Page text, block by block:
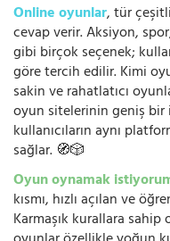
Online oyunlar, tür
cevap verir. Aksiyon,
gibi birçok seçenek;
göre tercih edilir. Kimi
sakin ve rahatlatıcı
oyun sitelerinin geniş bir
kullanıcıların aynı
sağlar. 🧭🎲
Oyun oynamak
kısmı, hızlı açılan ve
Karmaşık kurallara